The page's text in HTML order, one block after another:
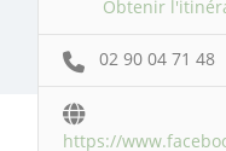
Obtenir
02 90 04 71 48
https://